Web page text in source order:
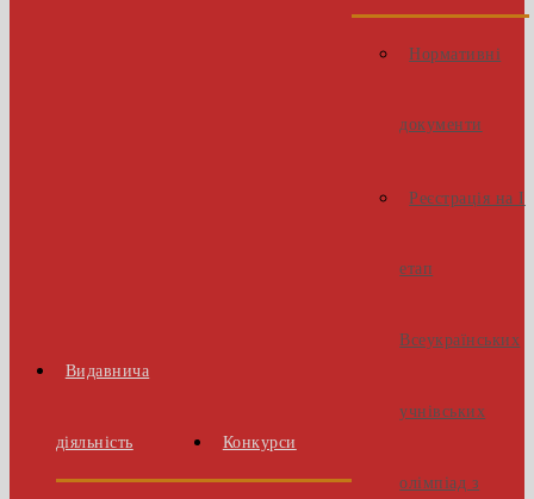
Видавнича
діяльність Конкурси
Нормативні
документи
Реєстрація на І
етап
Всеукраїнських
учнівських
олімпіад з